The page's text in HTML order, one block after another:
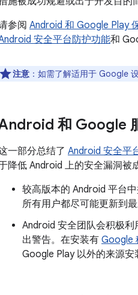
参阅 Android 和 Google Play
安全平台防护功能和
注意 ：如需了解适用于 Google
和 Google
一部分总结了 Android 安全平
降低 Android 上的安全漏洞被
较高版本的 Android 平台
所有用户都尽可能更新到最
Android 安全团队会积极利
出警告。在安装有 Google
Google Play 以外的来源安